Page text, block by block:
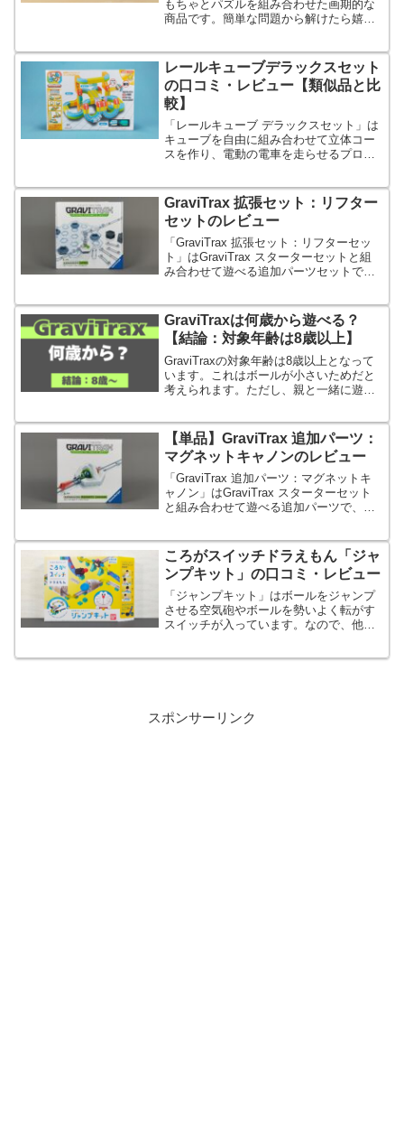
もちゃとパズルを組み合わせた画期的な
商品です。簡単な問題から解けたら嬉し
養えます。
レールキューブデラックスセット
の口コミ・レビュー【類似品と比
較】
「レールキューブ デラックスセット」は
キューブを自由に組み合わせて立体コー
スを作り、電動の電車を走らせるプログ
GraviTrax 拡張セット：リフター
セットのレビュー
「GraviTrax 拡張セット：リフターセッ
ト」はGraviTrax スターターセットと組
み合わせて遊べる追加パーツセットで、
GraviTraxは何歳から遊べる？
【結論：対象年齢は8歳以上】
GraviTraxの対象年齢は8歳以上となって
います。これはボールが小さいためだと
考えられます。ただし、親と一緒に遊ぶ
【単品】GraviTrax 追加パーツ：
マグネットキャノンのレビュー
「GraviTrax 追加パーツ：マグネットキ
ャノン」はGraviTrax スターターセット
と組み合わせて遊べる追加パーツで、磁
ころがスイッチドラえもん「ジャ
ンプキット」の口コミ・レビュー
「ジャンプキット」はボールをジャンプ
させる空気砲やボールを勢いよく転がす
スイッチが入っています。なので、他の
スポンサーリンク